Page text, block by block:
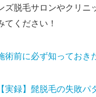
ズ脱毛サロンやクリニ
てください！
術前に必ず知っておき
実録】髭脱毛の失敗パ